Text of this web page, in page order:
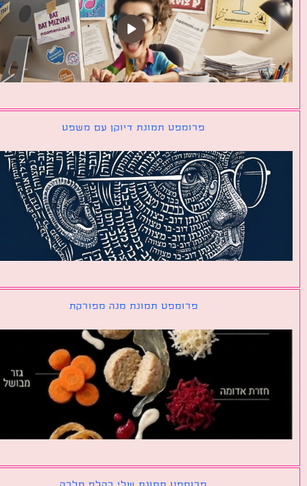
פרומפט תמונת דיוקן עם משפט
פרומפט תמונת מנה מפורקת